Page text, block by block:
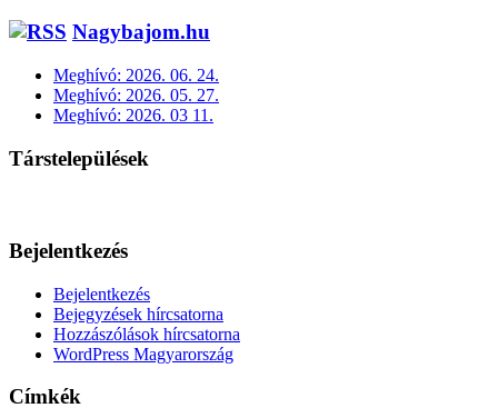
Nagybajom.hu
Meghívó: 2026. 06. 24.
Meghívó: 2026. 05. 27.
Meghívó: 2026. 03 11.
Társtelepülések
Bejelentkezés
Bejelentkezés
Bejegyzések hírcsatorna
Hozzászólások hírcsatorna
WordPress Magyarország
Címkék